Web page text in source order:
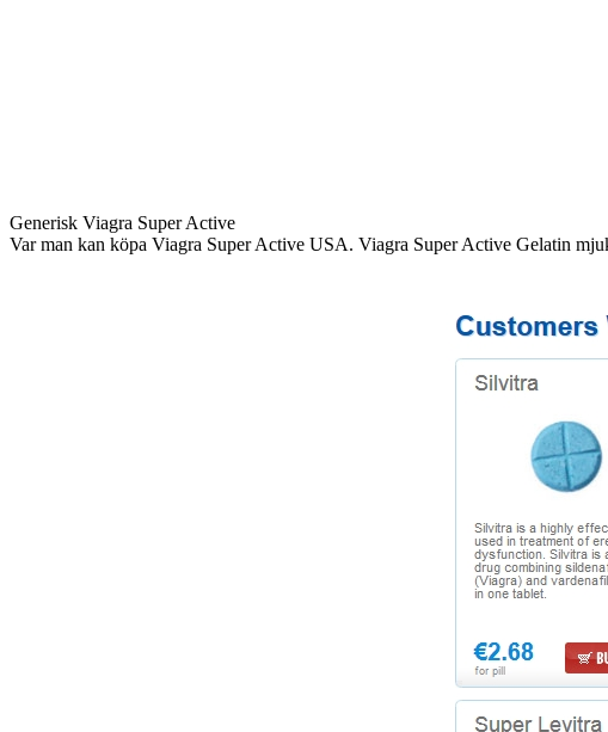
Generisk Viagra Super Active
Var man kan köpa Viagra Super Active USA. Viagra Super Active Gelatin